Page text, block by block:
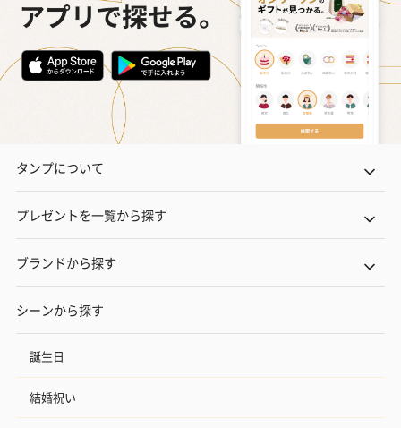
タンプについて
プレゼントを一覧から探す
ブランドから探す
シーンから探す
誕生日
結婚祝い